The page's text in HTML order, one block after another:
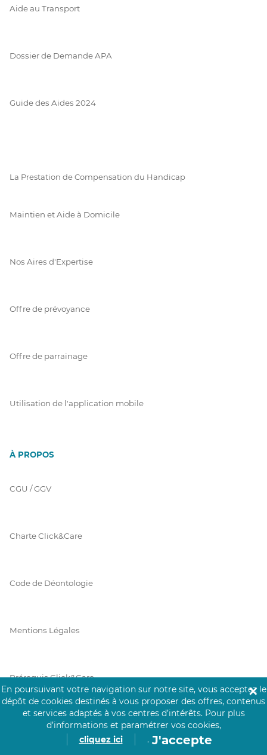
Aide au Transport
Dossier de Demande APA
Guide des Aides 2024
La Prestation de Compensation du Handicap
Maintien et Aide à Domicile
Nos Aires d'Expertise
Offre de prévoyance
Offre de parrainage
Utilisation de l'application mobile
À PROPOS
CGU / GGV
Charte Click&Care
Code de Déontologie
Mentions Légales
Prérequis Click&Care
Protection des Données
En poursuivant votre navigation sur notre site, vous acceptez le
dépôt de cookies destinés à vous proposer des offres, contenus
et services adaptés à vos centres d’intérêts. Pour plus
d’informations et paramétrer vos cookies,
cliquez ici
. J'accepte
✕